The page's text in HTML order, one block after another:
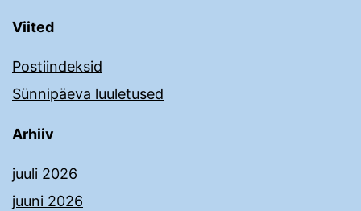
Viited
Postiindeksid
Sünnipäeva luuletused
Arhiiv
juuli 2026
juuni 2026